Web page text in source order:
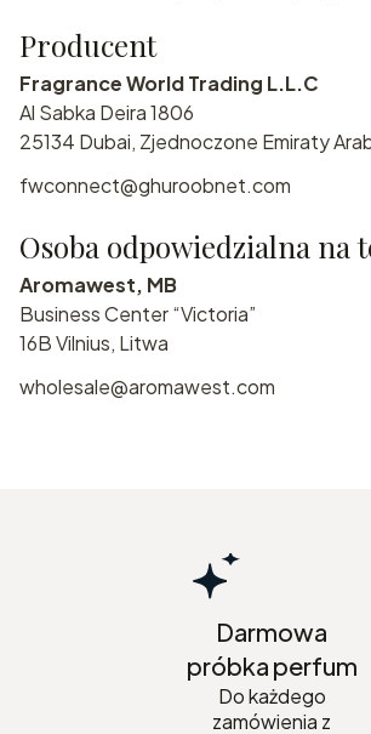
Producent
Fragrance World Trading L.L.C
Al Sabka Deira 1806
25134 Dubai, Zjednoczone Emiraty
fwconnect@ghuroobnet.com
Osoba odpowiedzialna na
Aromawest, MB
Business Center “Victoria”
16B Vilnius, Litwa
wholesale@aromawest.com
Darmowa
próbka perfum
Do każdego
zamówienia z